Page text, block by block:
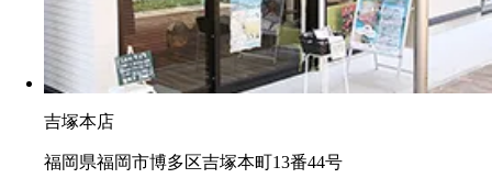
吉塚本店
福岡県福岡市博多区吉塚本町13番44号